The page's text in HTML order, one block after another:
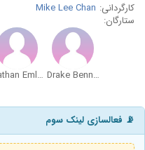
کارگردانی: Mike Lee Chan
ستارگان:
Drake Bennett
Nathan Emley
📡 فعالسازی لینک سوم